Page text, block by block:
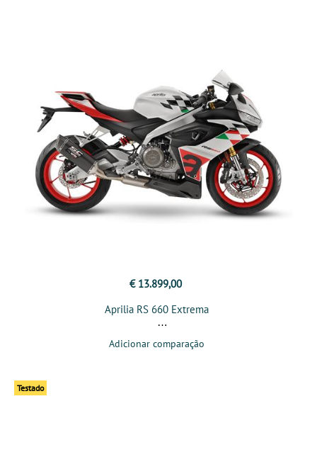
€ 13.899,00
Aprilia RS 660 Extrema
Adicionar comparação
Testado